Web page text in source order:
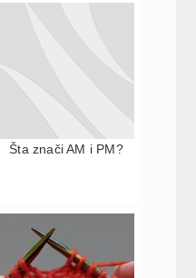
Šta znači AM i PM?